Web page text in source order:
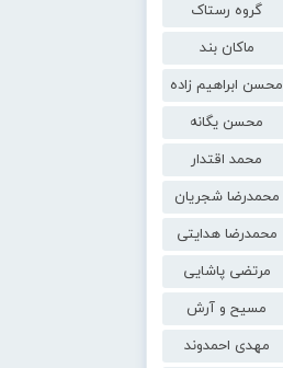
گروه رستاک
ماکان بند
محسن ابراهیم زاده
محسن یگانه
محمد اقتدار
محمدرضا شجریان
محمدرضا هدایتی
مرتضی پاشایی
مسیح و آرش
مهدی احمدوند